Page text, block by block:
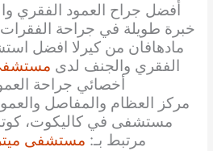
أفضل جراح العمود الفقري
خبرة طويلة في جراحة
مادهافان من كيرلا افضل
الفقري والجنف لدى مستشفى
أخصائي جراحة
مركز العظام والمفاصل
مستشفى في كاليكوت،
مرتبط بـ: مستشفى